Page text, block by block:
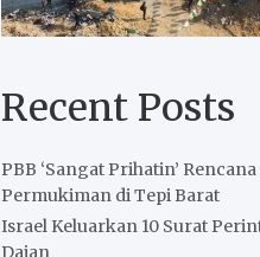
Recent Posts
PBB ‘Sangat Prihatin’
Permukiman di Tepi Barat
Israel Keluarkan 10 Surat
Dajan